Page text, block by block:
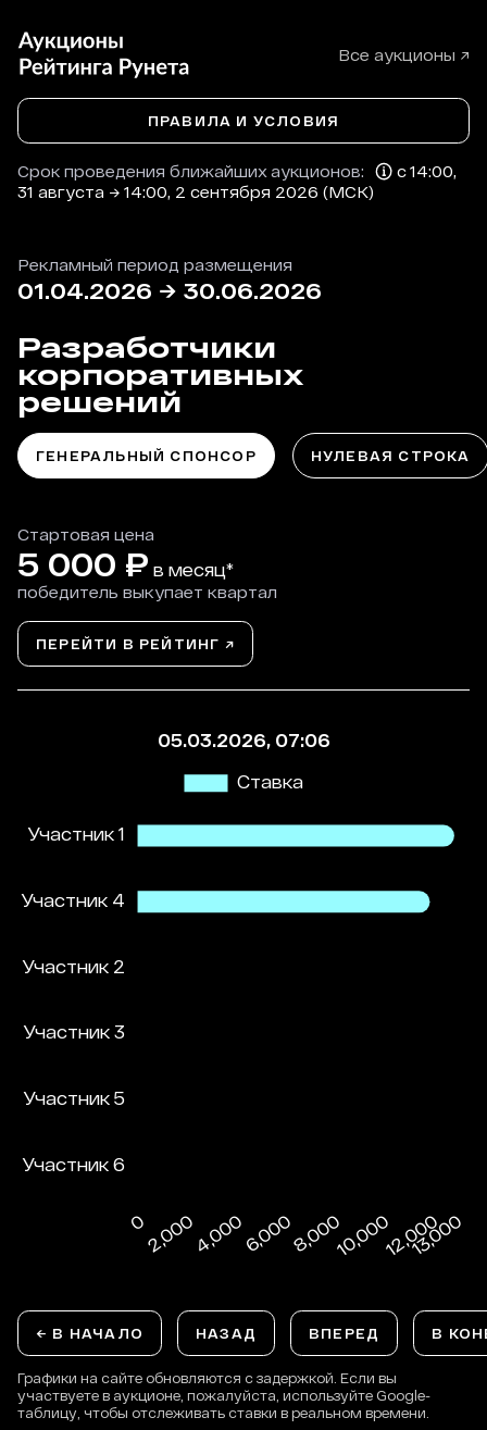
Все аукционы ↗
Срок проведения ближайших аукционов:
с 14:00,
31 августа → 14:00, 2 сентября 2026 (МСК)
ПРАВИЛА И УСЛОВИЯ
Рекламный период размещения
01.04.2026 → 30.06.2026
Разработчики
корпоративных
решений
ГЕНЕРАЛЬНЫЙ СПОНСОР НУЛЕВАЯ СТРОКА
Стартовая цена
5 000 ₽ в месяц*
победитель выкупает квартал
ПЕРЕЙТИ В РЕЙТИНГ ↗
← В НАЧАЛО НАЗАД ВПЕРЕД В
Графики на сайте обновляются с задержкой. Если вы
участвуете в аукционе, пожалуйста, используйте Google-
таблицу, чтобы отслеживать ставки в реальном времени.